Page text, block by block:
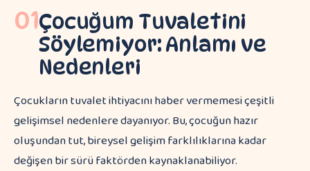
01Çocuğum Tuvaletini
Söylemiyor: Anlamı ve
Nedenleri
Çocukların tuvalet ihtiyacını haber vermemesi çeşitli
gelişimsel nedenlere dayanıyor. Bu, çocuğun hazır
oluşundan tut, bireysel gelişim farklılıklarına kadar
değişen bir sürü faktörden kaynaklanabiliyor.